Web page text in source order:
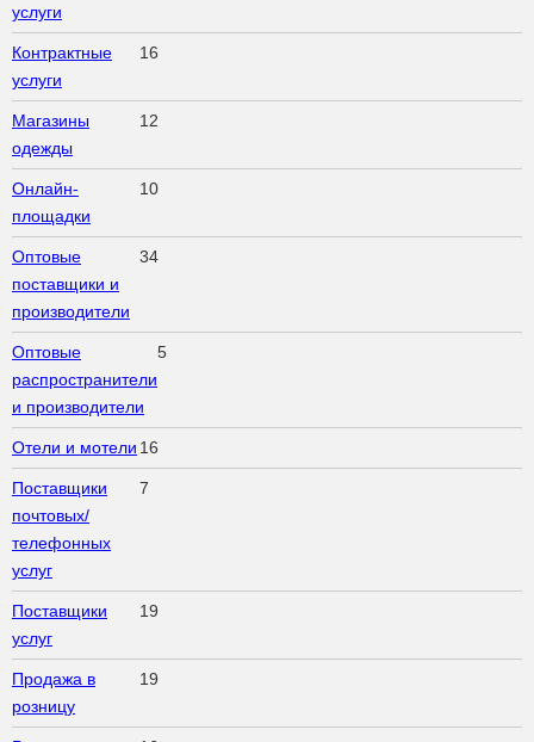
услуги
Контрактные
услуги
16
Магазины
одежды
12
Онлайн-
площадки
10
Оптовые
поставщики и
производители
34
Оптовые
распространители
и производители
5
Отели и мотели 16
Поставщики
почтовых/
телефонных
услуг
7
Поставщики
услуг
19
Продажа в
розницу
19